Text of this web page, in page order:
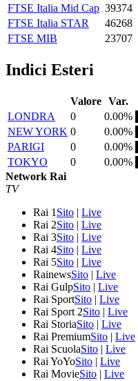
FTSE Italia Mid Cap 39374
FTSE Italia STAR
46268
FTSE MIB
23707
Indici Esteri
Valore Var.
LONDRA
0
0.00%
NEW YORK 0
0.00%
PARIGI
0
0.00%
TOKYO
0
0.00%
Network Rai
TV
Rai 1 Sito | Live
Rai 2Sito | Live
Rai 3Sito | Live
Rai 4Sito | Live
Rai 5Sito | Live
RainewsSito | Live
Rai GulpSito | Live
Rai SportSito | Live
Rai Sport 2Sito | Live
Rai StoriaSito | Live
Rai PremiumSito | Live
Rai ScuolaSito | Live
Rai YoYoSito | Live
Rai MovieSito | Live